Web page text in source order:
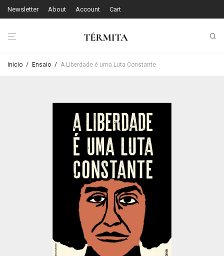
Newsletter About Account Cart
Início / Ensaio / A Liberdade é uma Luta Constante